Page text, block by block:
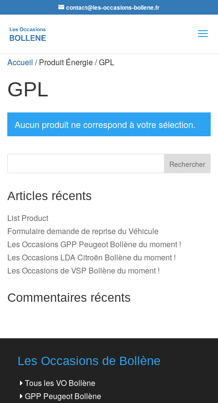
contact@les-occasions-bollene.fr
de
produits
Accueil / Produit Énergie / GPL
GPL
Aucun produit ne correspond à votre sélection.
Articles récents
List Product
Formulaire demande de reprise du Véhicule
Les Occasions GPP Peugeot Bollène du moment !
Les Occasions LDA Citroën Bollène du moment !
Les Occasions de VSP Bollène du moment !
Commentaires récents
Les Occasions de Bollène
Tous les VO Bollène
GPP Peugeot Bollène